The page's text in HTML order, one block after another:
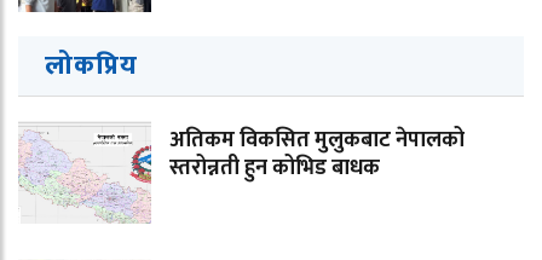
लोकप्रिय
अतिकम विकसित मुलुकबाट नेपालको
स्तरोन्नती हुन कोभिड बाधक